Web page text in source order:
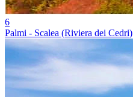
6
Palmi - Scalea (Riviera dei Cedri)